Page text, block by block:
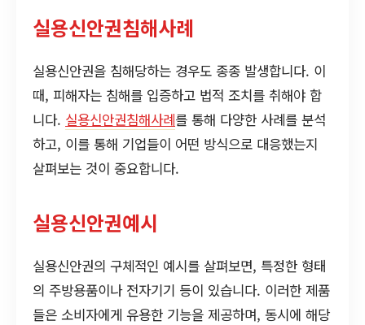
실용신안권침해사례
실용신안권을 침해당하는 경우도 종종 발생합니다. 이
때, 피해자는 침해를 입증하고 법적 조치를 취해야 합
니다. 실용신안권침해사례를 통해 다양한 사례를 분석
하고, 이를 통해 기업들이 어떤 방식으로 대응했는지
살펴보는 것이 중요합니다.
실용신안권예시
실용신안권의 구체적인 예시를 살펴보면, 특정한 형태
의 주방용품이나 전자기기 등이 있습니다. 이러한 제품
들은 소비자에게 유용한 기능을 제공하며, 동시에 해당